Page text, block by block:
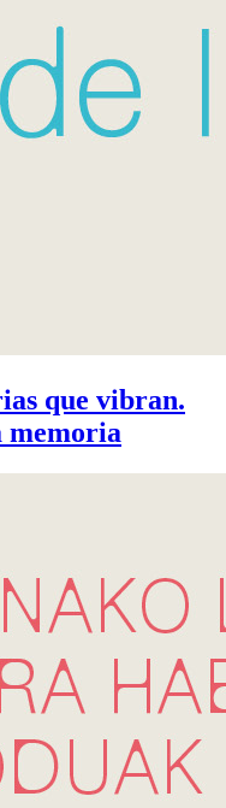
que vibran.
memoria